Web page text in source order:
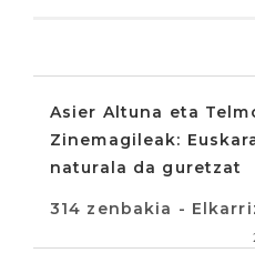
Asier Altuna eta
Zinemagileak:
naturala da guretzat
314 zenbakia -